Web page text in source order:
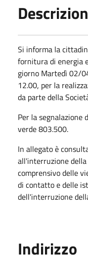
Si informa la
fornitura di energia
giorno Martedì 02/
12.00, per la
da parte della
Per la
verde 803.500.
In allegato è
all'interruzione
comprensivo delle
di contatto e delle
dell'interruzione
Indirizzo